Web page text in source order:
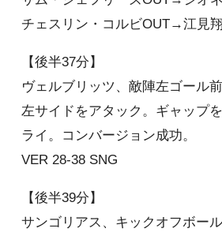
チェスリン・コルビOUT→江見
【後半37分】
ヴェルブリッツ、敵陣左ゴール
左サイドをアタック。ギャップ
ライ。コンバージョン成功。
VER 28-38 SNG
【後半39分】
サンゴリアス、キックオフボー